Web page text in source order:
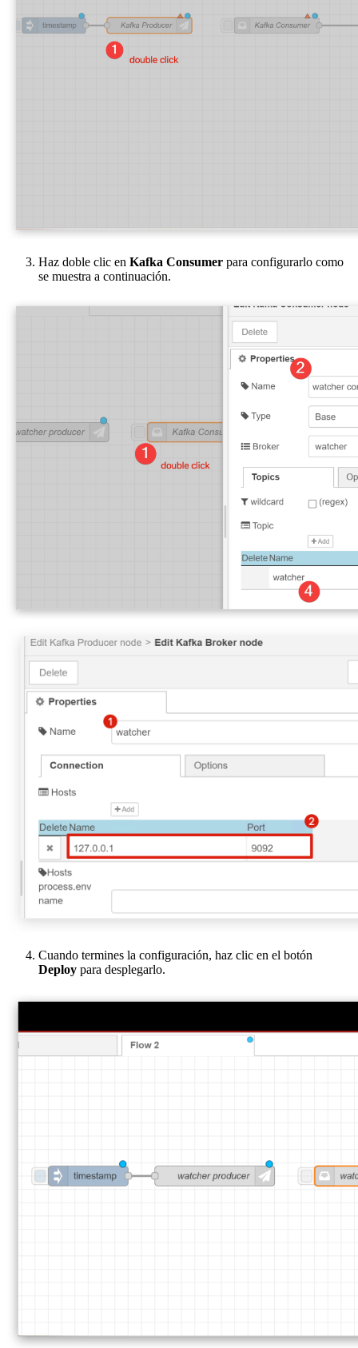
Haz doble clic en Kafka Consumer para configurarlo como
se muestra a continuación.
Cuando termines la configuración, haz clic en el botón
Deploy para desplegarlo.